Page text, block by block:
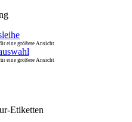
eine größere Ansicht
eine größere Ansicht
Etiketten